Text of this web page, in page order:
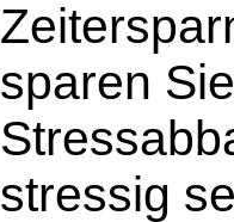
sparen
stressig